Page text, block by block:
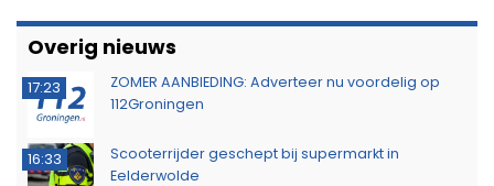
Overig nieuws
17:23
ZOMER AANBIEDING: Adverteer nu voordelig op
112Groningen
16:33
Scooterrijder geschept bij supermarkt in
Eelderwolde